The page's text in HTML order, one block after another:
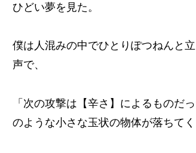
ひどい夢を見た。
僕は人混みの中でひとりぽつねんと
声で、
「次の攻撃は【辛さ】によるものだ
のような小さな玉状の物体が落ちて